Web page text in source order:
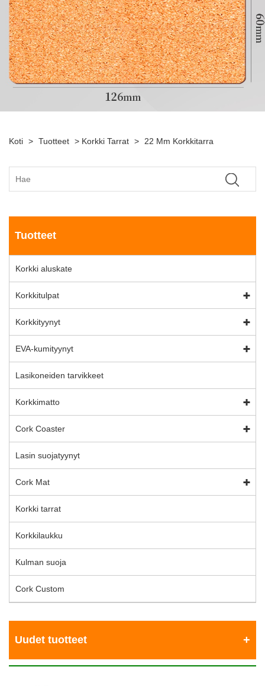
Koti > Tuotteet > Korkki Tarrat > 22 Mm Korkkitarra
Tuotteet
Korkki aluskate
Korkkitulpat
Korkkityynyt
EVA-kumityynyt
Lasikoneiden tarvikkeet
Korkkimatto
Cork Coaster
Lasin suojatyynyt
Cork Mat
Korkki tarrat
Korkkilaukku
Kulman suoja
Cork Custom
Uudet tuotteet